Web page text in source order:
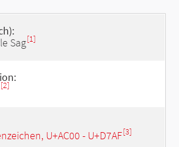
Sag[1]
[2]
U+AC00 - U+D7AF[3]